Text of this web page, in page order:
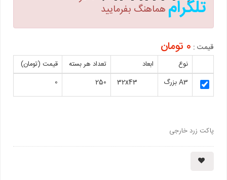
تلگرام هماهنگ بفرمایید
قیمت : 0 تومان
نوع ابعاد تعداد هر بسته
قیمت (تومان)
A3 بزرگ
32x43
250
0
پاکت زرد خارجی